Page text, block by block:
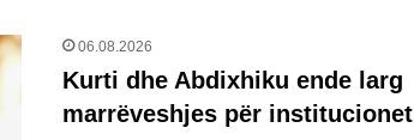
06.08.2026
Kurti dhe Abdixhiku ende larg
marrëveshjes për institucionet